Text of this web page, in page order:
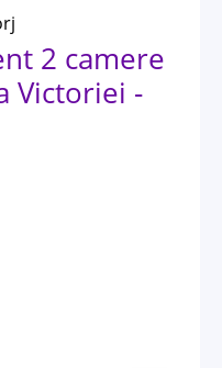
2 camere
Victoriei -